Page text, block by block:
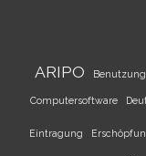
ARIPO
Computersoftware
Eintragung